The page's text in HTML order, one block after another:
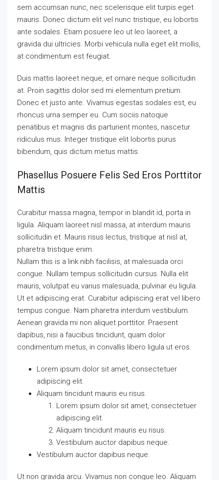
sem accumsan nunc, nec scelerisque elit turpis eget
mauris. Donec dictum elit vel nunc tristique, eu lobortis
ante sodales. Etiam posuere leo ut leo laoreet, a
gravida dui ultricies. Morbi vehicula nulla eget elit mollis,
at condimentum est feugiat.
Duis mattis laoreet neque, et ornare neque sollicitudin
at. Proin sagittis dolor sed mi elementum pretium.
Donec et justo ante. Vivamus egestas sodales est, eu
rhoncus urna semper eu. Cum sociis natoque
penatibus et magnis dis parturient montes, nascetur
ridiculus mus. Integer tristique elit lobortis purus
bibendum, quis dictum metus mattis.
Phasellus Posuere Felis Sed Eros Porttitor
Mattis
Curabitur massa magna, tempor in blandit id, porta in
ligula. Aliquam laoreet nisl massa, at interdum mauris
sollicitudin et. Mauris risus lectus, tristique at nisl at,
pharetra tristique enim.
Nullam this is a link nibh facilisis, at malesuada orci
congue. Nullam tempus sollicitudin cursus. Nulla elit
mauris, volutpat eu varius malesuada, pulvinar eu ligula.
Ut et adipiscing erat. Curabitur adipiscing erat vel libero
tempus congue. Nam pharetra interdum vestibulum.
Aenean gravida mi non aliquet porttitor. Praesent
dapibus, nisi a faucibus tincidunt, quam dolor
condimentum metus, in convallis libero ligula ut eros.
Lorem ipsum dolor sit amet, consectetuer
adipiscing elit.
Aliquam tincidunt mauris eu risus.
Lorem ipsum dolor sit amet, consectetuer
adipiscing elit.
Aliquam tincidunt mauris eu risus.
Vestibulum auctor dapibus neque.
Vestibulum auctor dapibus neque.
Ut non gravida arcu. Vivamus non congue leo. Aliquam